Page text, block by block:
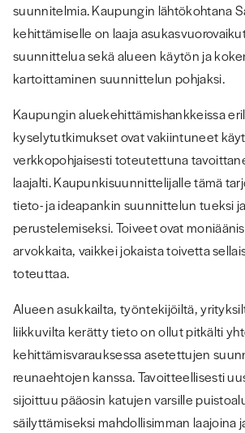
suunnitelmia. Kaupungin lähtökohtana
kehittämiselle on laaja
suunnittelua sekä alueen käytön ja
kartoittaminen suunnittelun pohjaksi.
Kaupungin aluekehittämishankkeissa
kyselytutkimukset ovat vakiintuneet
verkkopohjaisesti toteutettuna
laajalti. Kaupunkisuunnittelijalle tämä
tieto- ja ideapankin suunnittelun tueksi
perustelemiseksi. Toiveet ovat
arvokkaita, vaikkei jokaista toivetta
toteuttaa.
Alueen asukkailta, työntekijöiltä,
liikkuvilta kerätty tieto on ollut pitkälti
kehittämisvarauksessa asetettujen
reunaehtojen kanssa. Tavoitteellisesti
sijoittuu pääosin katujen varsille
säilyttämiseksi mahdollisimman laajoina